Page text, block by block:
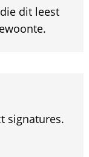
dit leest
signatures.